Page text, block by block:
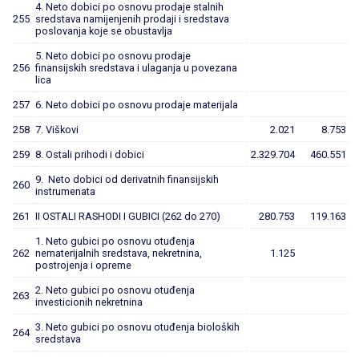
255
4. Neto dobici po osnovu prodaje stalnih
sredstava namijenjenih prodaji i sredstava
poslovanja koje se obustavlja
256
5. Neto dobici po osnovu prodaje
finansijskih sredstava i ulaganja u povezana
lica
257 6. Neto dobici po osnovu prodaje materijala
258 7. Viškovi 2.021 8.753
259 8. Ostali prihodi i dobici 2.329.704 460.551
260 9. Neto dobici od derivatnih finansijskih
instrumenata
261 II OSTALI RASHODI I GUBICI (262 do 270) 280.753 119.163
262
1. Neto gubici po osnovu otuđenja
nematerijalnih sredstava, nekretnina,
postrojenja i opreme
1.125
263 2. Neto gubici po osnovu otuđenja
investicionih nekretnina
264 3. Neto gubici po osnovu otuđenja bioloških
sredstava